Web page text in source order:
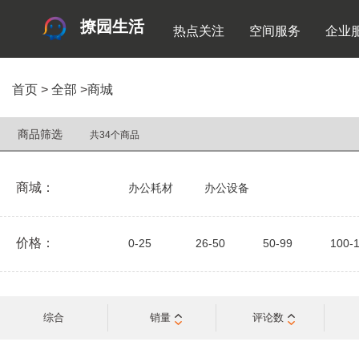
撩园生活 热点关注 空间服务 企业
首页 > 全部 >商城
商品筛选 共34个商品
商城： 办公耗材 办公设备
价格： 0-25 26-50 50-99 100-
综合 销量 评论数